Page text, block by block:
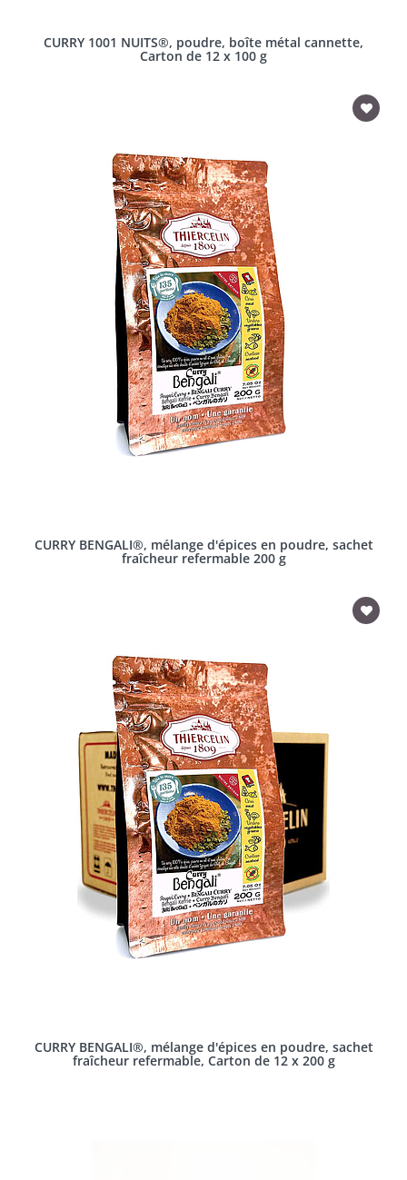
CURRY 1001 NUITS®, poudre, boîte métal cannette,
Carton de 12 x 100 g
CURRY BENGALI®, mélange d'épices en poudre, sachet
fraîcheur refermable 200 g
CURRY BENGALI®, mélange d'épices en poudre, sachet
fraîcheur refermable, Carton de 12 x 200 g